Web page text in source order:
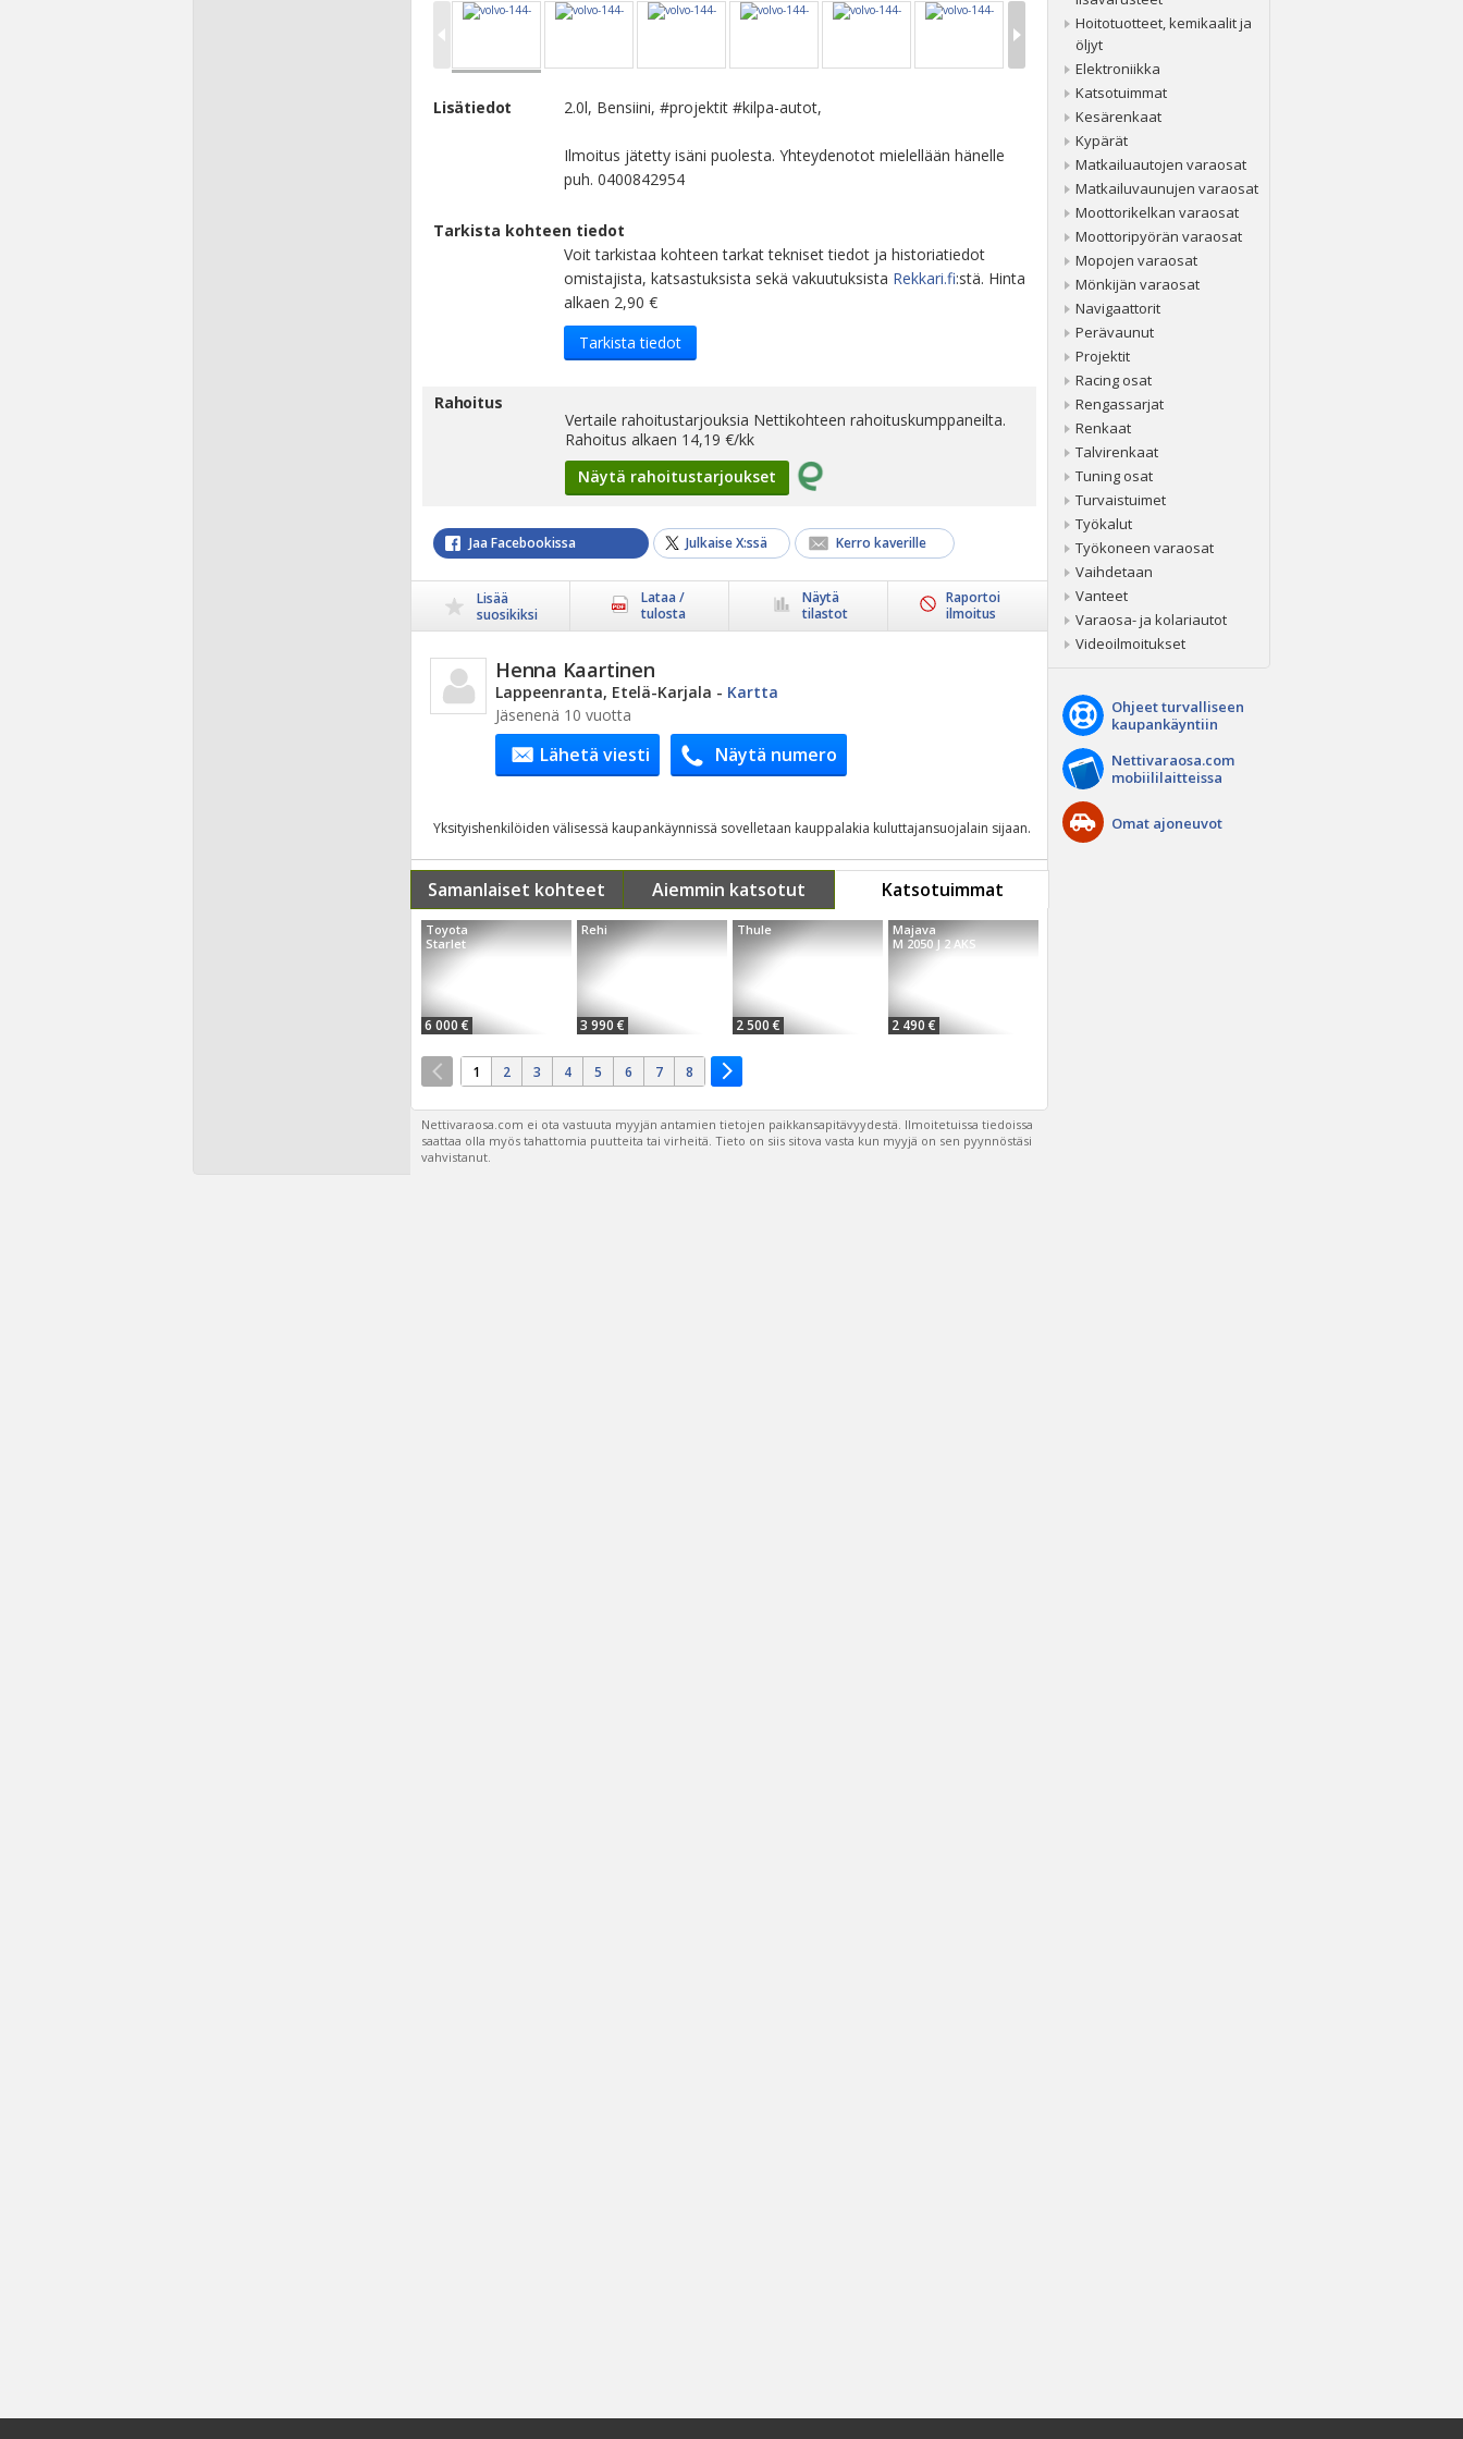
Lisätiedot 2.0l, Bensiini, #projektit #kilpa-autot,
Ilmoitus jätetty isäni puolesta. Yhteydenotot mielellään hänelle
puh. 0400842954
Tarkista kohteen tiedot
Voit tarkistaa kohteen tarkat tekniset tiedot ja historiatiedot
omistajista, katsastuksista sekä vakuutuksista Rekkari.fi:stä. Hinta
alkaen 2,90 €
Tarkista tiedot
Rahoitus
Vertaile rahoitustarjouksia Nettikohteen rahoituskumppaneilta.
Rahoitus alkaen 14,19 €/kk
Näytä rahoitustarjoukset
Jaa Facebookissa Julkaise X:ssä Kerro kaverille
Lisää
suosikiksi
Lataa /
tulosta
Näytä
tilastot
Raportoi
ilmoitus
Henna Kaartinen
Lappeenranta, Etelä-Karjala - Kartta
Jäsenenä 10 vuotta
Lähetä viesti Näytä numero
Yksityishenkilöiden välisessä kaupankäynnissä sovelletaan kauppalakia kuluttajansuojalain sijaan.
Samanlaiset kohteet Aiemmin katsotut Katsotuimmat
Toyota
Starlet
6 000 €
Rehi
3 990 €
Thule
2 500 €
Majava
M 2050 J 2 AKS
2 490 €
1 2 3 4 5 6 7 8
Nettivaraosa.com ei ota vastuuta myyjän antamien tietojen paikkansapitävyydestä. Ilmoitetuissa tiedoissa
saattaa olla myös tahattomia puutteita tai virheitä. Tieto on siis sitova vasta kun myyjä on sen pyynnöstäsi
vahvistanut.
Hoitotuotteet, kemikaalit ja
öljyt
Elektroniikka
Katsotuimmat
Kesärenkaat
Kypärät
Matkailuautojen varaosat
Matkailuvaunujen varaosat
Moottorikelkan varaosat
Moottoripyörän varaosat
Mopojen varaosat
Mönkijän varaosat
Navigaattorit
Perävaunut
Projektit
Racing osat
Rengassarjat
Renkaat
Talvirenkaat
Tuning osat
Turvaistuimet
Työkalut
Työkoneen varaosat
Vaihdetaan
Vanteet
Varaosa- ja kolariautot
Videoilmoitukset
Ohjeet turvalliseen
kaupankäyntiin
Nettivaraosa.com
mobiililaitteissa
Omat ajoneuvot